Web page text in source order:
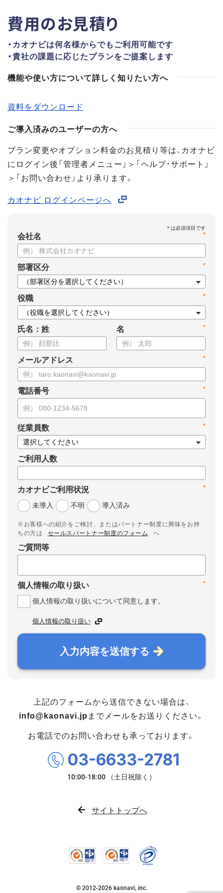
費用のお見積り
・カオナビは何名様からでもご利用可能です
・貴社の課題に応じたプランをご提案します
機能や使い方について詳しく知りたい方へ
資料をダウンロード
ご導入済みのユーザーの方へ
プラン変更やオプション料金のお見積り等は、カオナビ
にログイン後「管理者メニュー」＞「ヘルプ・サポート」
＞「お問い合わせ」より承ります。
カオナビ ログインページへ
*
会社名
*
部署区分
*
役職
氏名：姓 *
名
*
メールアドレス
*
電話番号
*
従業員数
ご利用人数
*
カオナビご利用状況
未導入
不明 導入済み
※お客様への紹介をご検討、またはパートナー制度に興味をお持
ちの方は
セールスパートナー制度のフォーム へ
ご質問等
*
個人情報の取り扱い
個人情報の取り扱いについて同意します。
個人情報の取り扱い
入力内容を送信する
上記のフォームから送信できない場合は、
info@kaonavi.jp までメールをお送りください。
お電話でのお問い合わせも承っております。
03-6633-2781
サイトトップへ
© 2012-2026kaonavi, inc.